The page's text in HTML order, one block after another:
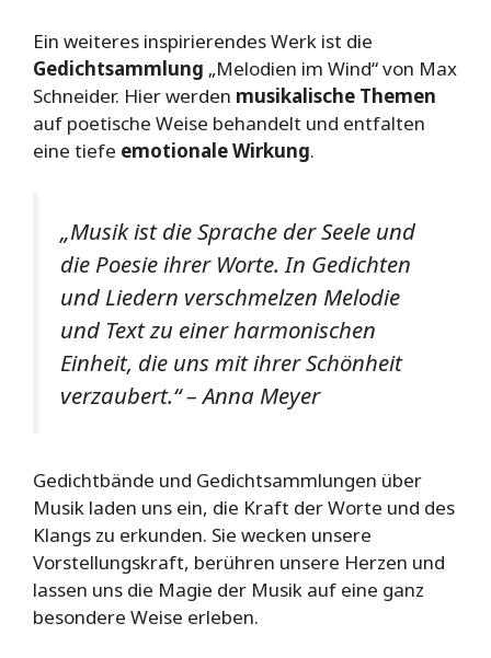
Ein weiteres inspirierendes Werk ist die
Gedichtsammlung „Melodien im Wind“ von Max
Schneider. Hier werden musikalische Themen
auf poetische Weise behandelt und entfalten
eine tiefe emotionale Wirkung.
„Musik ist die Sprache der Seele und
die Poesie ihrer Worte. In Gedichten
und Liedern verschmelzen Melodie
und Text zu einer harmonischen
Einheit, die uns mit ihrer Schönheit
verzaubert.“ – Anna Meyer
Gedichtbände und Gedichtsammlungen über
Musik laden uns ein, die Kraft der Worte und des
Klangs zu erkunden. Sie wecken unsere
Vorstellungskraft, berühren unsere Herzen und
lassen uns die Magie der Musik auf eine ganz
besondere Weise erleben.